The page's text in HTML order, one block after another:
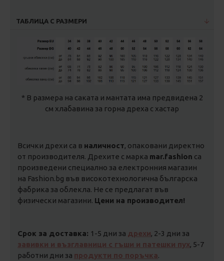
ТАБЛИЦА С РАЗМЕРИ
* В размера на саката и мантата има предвидена 2
см хлабавина за горна дреха с хастар
Всички дрехи са в наличност, опаковани директно
от производителя. Дрехите с марка mar.fashion са
произведени специално за електронния магазин
на Fashion.bg във високотехнологична българска
фабрика за облекла. Не се предлагат във
физически магазини. Цени на производител!
Срок за доставка: 1-5 дни за дрехи, 2-3 дни за
завивки и възглавници с гъши и патешки пух, 5-7
работни дни за продукти по поръчка.